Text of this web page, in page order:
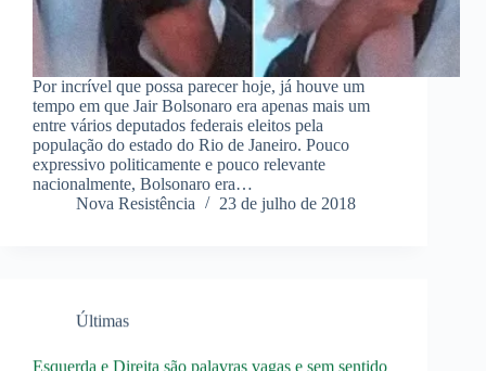
Por incrível que possa parecer hoje, já houve um
tempo em que Jair Bolsonaro era apenas mais um
entre vários deputados federais eleitos pela
população do estado do Rio de Janeiro. Pouco
expressivo politicamente e pouco relevante
nacionalmente, Bolsonaro era…
Nova Resistência
23 de julho de 2018
Últimas
Esquerda e Direita são palavras vagas e sem sentido